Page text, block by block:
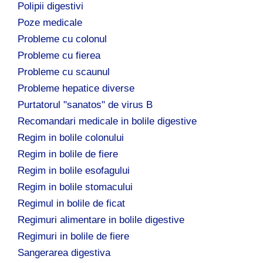
Polipii digestivi
Poze medicale
Probleme cu colonul
Probleme cu fierea
Probleme cu scaunul
Probleme hepatice diverse
Purtatorul "sanatos" de virus B
Recomandari medicale in bolile digestive
Regim in bolile colonului
Regim in bolile de fiere
Regim in bolile esofagului
Regim in bolile stomacului
Regimul in bolile de ficat
Regimuri alimentare in bolile digestive
Regimuri in bolile de fiere
Sangerarea digestiva